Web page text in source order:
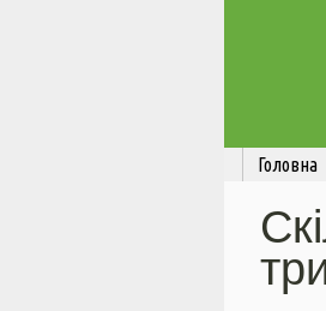
Головна